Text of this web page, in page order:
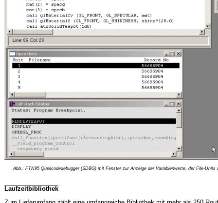
Abb.: FTN95 Quellcodedebugger (SDBG) mit Fenster zur Anzeige der Variablenwerte, der File-
Laufzeitbibliothek